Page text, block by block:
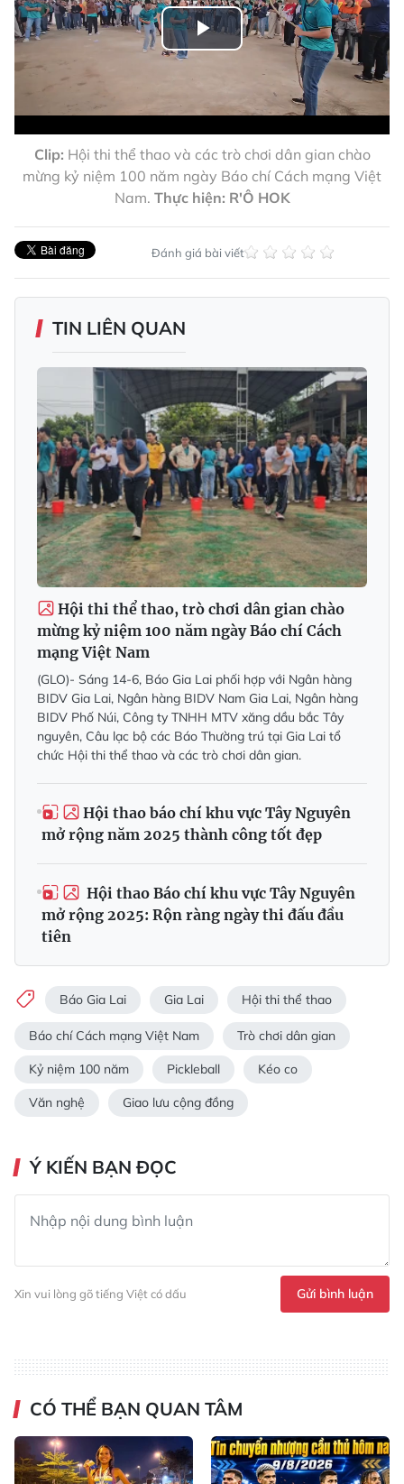
Play
Clip: Hội thi thể thao và các trò chơi dân gian chào
mừng kỷ niệm 100 năm ngày Báo chí Cách mạng Việt
Nam. Thực hiện: R'Ô HOK
Đánh giá bài viết
TIN LIÊN QUAN
Hội thi thể thao, trò chơi dân gian chào
mừng kỷ niệm 100 năm ngày Báo chí Cách
mạng Việt Nam
(GLO)- Sáng 14-6, Báo Gia Lai phối hợp với Ngân hàng
BIDV Gia Lai, Ngân hàng BIDV Nam Gia Lai, Ngân hàng
BIDV Phố Núi, Công ty TNHH MTV xăng dầu bắc Tây
nguyên, Câu lạc bộ các Báo Thường trú tại Gia Lai tổ
chức Hội thi thể thao và các trò chơi dân gian.
Hội thao báo chí khu vực Tây Nguyên
mở rộng năm 2025 thành công tốt đẹp
Hội thao Báo chí khu vực Tây Nguyên
mở rộng 2025: Rộn ràng ngày thi đấu đầu
tiên
Báo Gia Lai Gia Lai Hội thi thể thao
Báo chí Cách mạng Việt Nam Trò chơi dân gian
Kỷ niệm 100 năm Pickleball Kéo co
Văn nghệ Giao lưu cộng đồng
Ý KIẾN BẠN ĐỌC
Xin vui lòng gõ tiếng Việt có dấu Gửi bình luận
CÓ THỂ BẠN QUAN TÂM